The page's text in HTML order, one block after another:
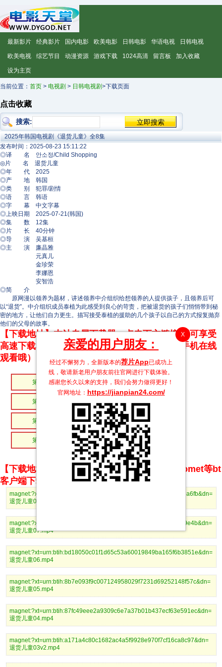
最新影片 经典影片 国内电影 欧美电影 日韩电影 华语电视 日韩电视
欧美电视 综艺节目 动漫资源 游戏下载 1024高清 留言板 加入收藏
设为主页
当前位置： 首页 > 电视剧 > 日韩电视剧>下载页面
点击收藏
搜索:
X
亲爱的用户朋友：
经过不懈努力，全新版本的荐片App已成功上
线，敬请新老用户朋友前往官网进行下载体验。
感谢您长久以来的支持，我们会努力做得更好！
官网地址： https://jianpian24.com/
2025年韩国电视剧《退货儿童》全8集
发布时间：2025-08-23 15:11:22
◎译 名 안소정/Child Shopping
◎片 名 退货儿童
◎年 代 2025
◎产 地 韩国
◎类 别 犯罪/剧情
◎语 言 韩语
◎字 幕 中文字幕
◎上映日期 2025-07-21(韩国)
◎集 数 12集
◎片 长 40分钟
◎导 演 吴基桓
◎主 演 廉晶雅
元真儿
金珍荣
李娜恩
安智浩
◎简 介
原网漫以领养为题材，讲述领养中介组织给想领养的人提供孩子，且领养后可
以“退货”。中介组织成员泰植为此感受到良心的苛责，把被退货的孩子们悄悄带到秘
密的地方，让他们自力更生。描写接受泰植的援助的几个孩子以自己的方式报复抛弃
他们的父母的故事。
【下载地址】本站专属下载器：点击下方链接 即可享受
高速下载和在线播放 专治迅雷无法下载（支持手机在线
观看哦）
第08集 第07集
第06集 第05集
第04集 第03集
第02集 第01集
【下载地址】magnet推荐使用utorrent、BitComet等bt
客户端下载
magnet:?xt=urn:btih:24c6a094492e7a89901d37949818c468f143a6fb&dn=
退货儿童08.mp4
magnet:?xt=urn:btih:a4964788c9ff59bd1286e7c38bb8a4850cb29e4b&dn=
退货儿童07.mp4
magnet:?xt=urn:btih:bd18050c01f1d65c53a60019849ba165f6b3851e&dn=
退货儿童06.mp4
magnet:?xt=urn:btih:8b7e093f9c007124958029f7231d69252148f57c&dn=
退货儿童05.mp4
magnet:?xt=urn:btih:87fc49eee2a9309c6e7a37b01b437ecf63e591ec&dn=
退货儿童04.mp4
magnet:?xt=urn:btih:a171a4c80c1682ac4a5f9928e970f7cf16ca8c97&dn=
退货儿童03v2.mp4